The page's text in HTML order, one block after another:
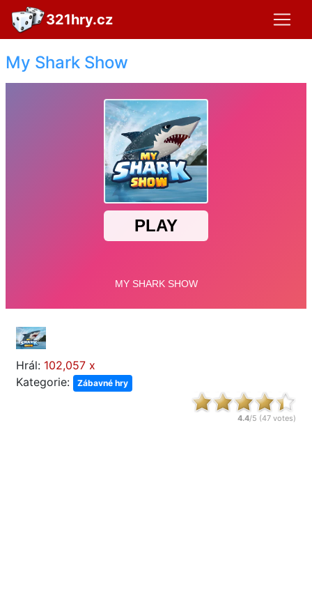
321hry.cz
My Shark Show
Hrál: 102,057 x
Kategorie:
Zábavné hry
4.4/5 (47 votes)